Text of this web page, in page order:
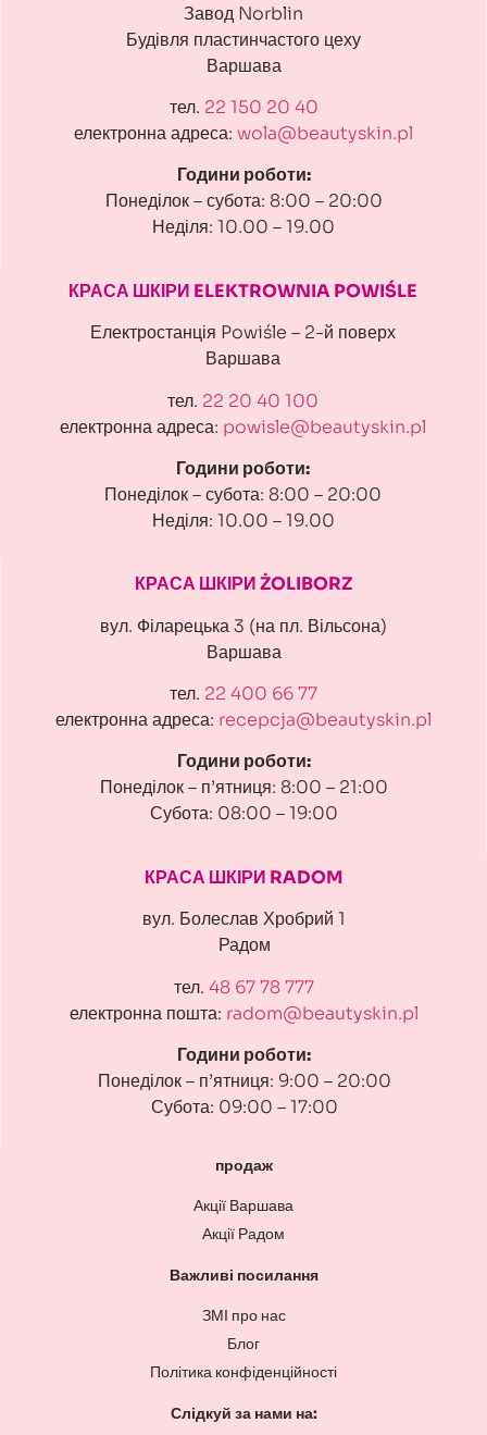
Завод Norblin
Будівля пластинчастого цеху
Варшава
тел. 22 150 20 40
електронна адреса: wola@beautyskin.pl
Години роботи:
Понеділок – субота: 8:00 – 20:00
Неділя: 10.00 – 19.00
КРАСА ШКІРИ ELEKTROWNIA POWIŚLE
Електростанція Powiśle – 2-й поверх
Варшава
тел. 22 20 40 100
електронна адреса: powisle@beautyskin.pl
Години роботи:
Понеділок – субота: 8:00 – 20:00
Неділя: 10.00 – 19.00
КРАСА ШКІРИ ŻOLIBORZ
вул. Філарецька 3 (на пл. Вільсона)
Варшава
тел. 22 400 66 77
електронна адреса: recepcja@beautyskin.pl
Години роботи:
Понеділок – п’ятниця: 8:00 – 21:00
Субота: 08:00 – 19:00
КРАСА ШКІРИ RADOM
вул. Болеслав Хробрий 1
Радом
тел. 48 67 78 777
електронна пошта: radom@beautyskin.pl
Години роботи:
Понеділок – п’ятниця: 9:00 – 20:00
Субота: 09:00 – 17:00
продаж
Акції Варшава
Акції Радом
Важливі посилання
ЗМІ про нас
Блог
Політика конфіденційності
Слідкуй за нами на: